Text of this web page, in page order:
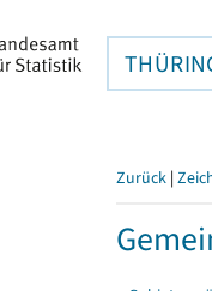
Zurück |